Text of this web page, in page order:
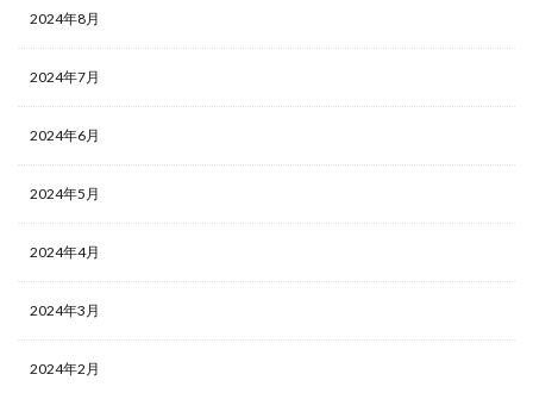
2024年8月
2024年7月
2024年6月
2024年5月
2024年4月
2024年3月
2024年2月